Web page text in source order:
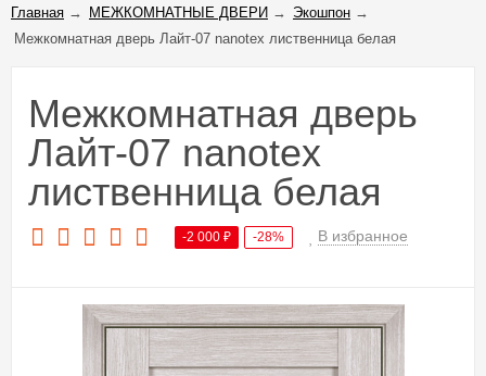
Главная → МЕЖКОМНАТНЫЕ ДВЕРИ → Экошпон →
Межкомнатная дверь Лайт-07 nanotex лиственница белая
Межкомнатная дверь
Лайт-07 nanotex
лиственница белая
-2 000 ₽ -28% В избранное